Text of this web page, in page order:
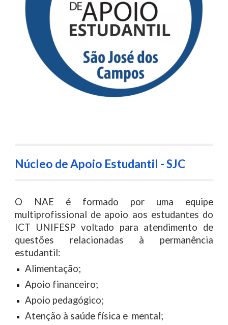
Núcleo de Apoio Estudantil - SJC
O NAE é formado por uma equipe
multiprofissional de apoio aos estudantes do
ICT UNIFESP voltado para atendimento de
questões relacionadas à permanência
estudantil:
Alimentação;
Apoio financeiro;
Apoio pedagógico;
Atenção à saúde física e mental;